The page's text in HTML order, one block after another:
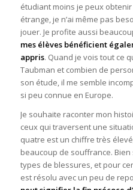
étudiant moins je peux
étrange, je n’ai même pas
jouer. Je profite aussi
mes élèves bénéficient
appris. Quand je vois tout ce
Taubman et combien de
son étude, il me semble
si peu connue en Europe.
Je souhaite raconter mon
ceux qui traversent une
quatre est un chiffre très
beaucoup de souffrance.
types de blessures, et pour
est résolu avec un peu de